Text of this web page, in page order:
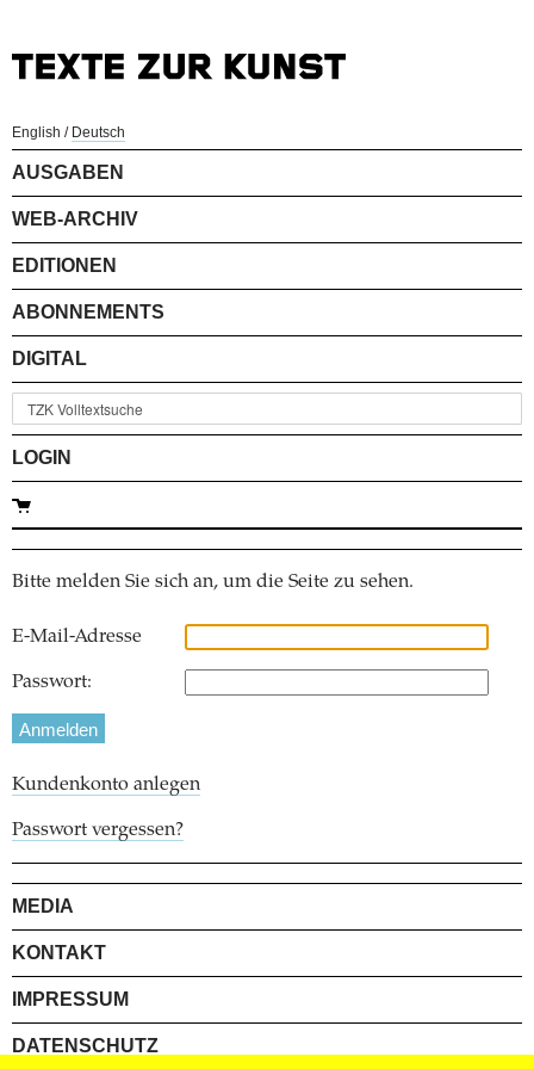
English / Deutsch
AUSGABEN
WEB-ARCHIV
EDITIONEN
ABONNEMENTS
DIGITAL
LOGIN
Bitte melden Sie sich an, um die Seite zu sehen.
E-Mail-Adresse
Passwort:
Kundenkonto anlegen
Passwort vergessen?
MEDIA
KONTAKT
IMPRESSUM
DATENSCHUTZ